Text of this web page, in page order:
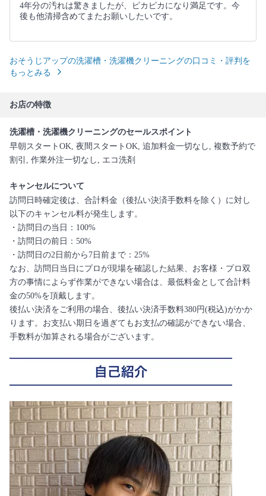
4年分の汚れは驚きましたが、ピカピカになり満足です。今
後も他清掃含めてまたお願いしたいです。
おそうじアップの洗濯槽・洗濯機クリーニングの口コミ・評判を
もっとみる
お店の特徴
洗濯槽・洗濯機クリーニングのセールスポイント
早朝スタートOK, 夜間スタートOK, 追加料金一切なし, 複数予約で
割引, 作業外注一切なし, エコ洗剤
キャンセルについて
訪問日時確定後は、合計料金（後払い決済手数料を除く）に対し
以下のキャンセル料が発生します。
・訪問日の当日：100%
・訪問日の前日：50%
・訪問日の2日前から7日前まで：25%
なお、訪問日当日にプロが現場を確認した結果、お客様・プロ双
方の事情によらず作業ができない場合は、最低料金として合計料
金の50%を頂戴します。
後払い決済をご利用の場合、後払い決済手数料380円(税込)がかか
ります。お支払い期日を過ぎてもお支払の確認ができない場合、
手数料が加算される場合がございます。